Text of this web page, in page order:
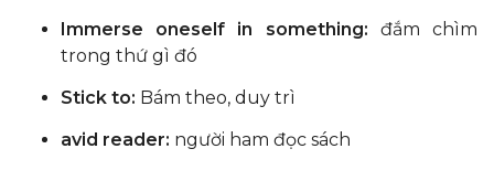
Immerse oneself in something: đắm chìm
trong thứ gì đó
Stick to: Bám theo, duy trì
avid reader: người ham đọc sách